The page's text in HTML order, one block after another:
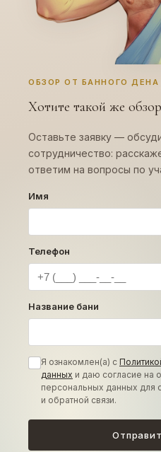
ОБЗОР ОТ БАННОГО ДЕНА
Хотите такой же
Оставьте заявку —
сотрудничество:
ответим на вопросы по
Имя
Телефон
Название бани
Я ознакомлен(а) с
данных и даю согласие на
персональных данных для
и обратной связи.